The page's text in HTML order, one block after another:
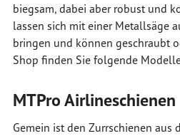
biegsam, dabei aber robust und
lassen sich mit einer Metallsäge
bringen und können geschraubt
Shop finden Sie folgende
MTPro Airlineschienen
Gemein ist den Zurrschienen aus